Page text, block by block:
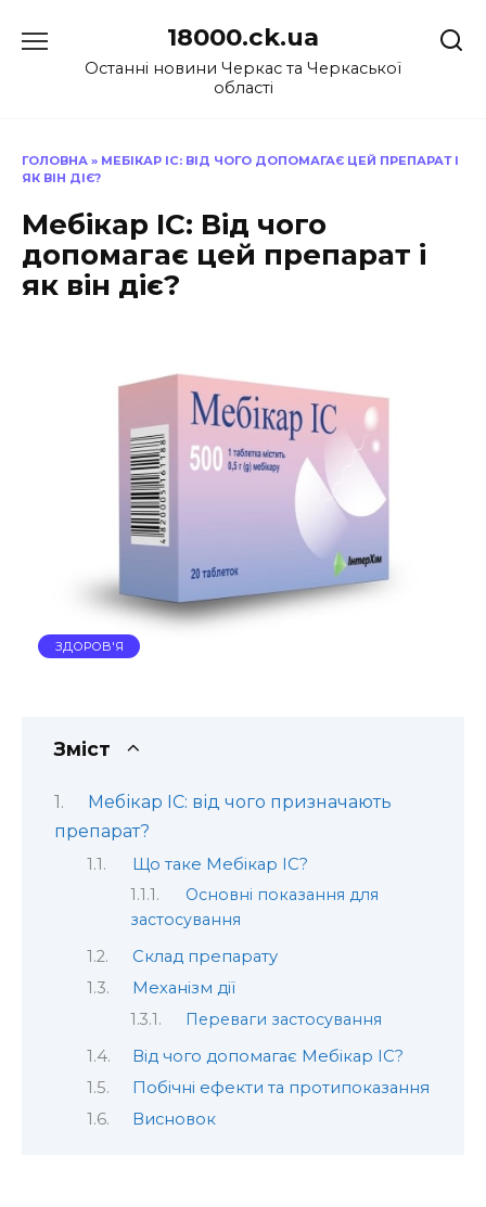
до
18000.ck.ua
Останні новини Черкас та Черкаської
області
ГОЛОВНА » МЕБІКАР ІС: ВІД ЧОГО ДОПОМАГАЄ ЦЕЙ ПРЕПАРАТ І
ЯК ВІН ДІЄ?
Мебікар ІС: Від чого
допомагає цей препарат і
як він діє?
ЗДОРОВ'Я
Зміст
Мебікар ІС: від чого призначають
препарат?
Що таке Мебікар ІС?
Основні показання для
застосування
Склад препарату
Механізм дії
Переваги застосування
Від чого допомагає Мебікар ІС?
Побічні ефекти та протипоказання
Висновок